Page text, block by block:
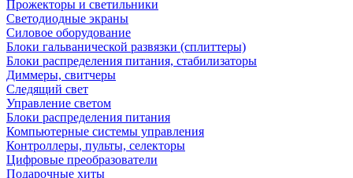
Прожекторы и светильники
Светодиодные экраны
Силовое оборудование
Блоки гальванической развязки (сплиттеры)
Блоки распределения питания, стабилизаторы
Диммеры, свитчеры
Следящий свет
Управление светом
Блоки распределения питания
Компьютерные системы управления
Контроллеры, пульты, селекторы
Цифровые преобразователи
Подарочные хиты